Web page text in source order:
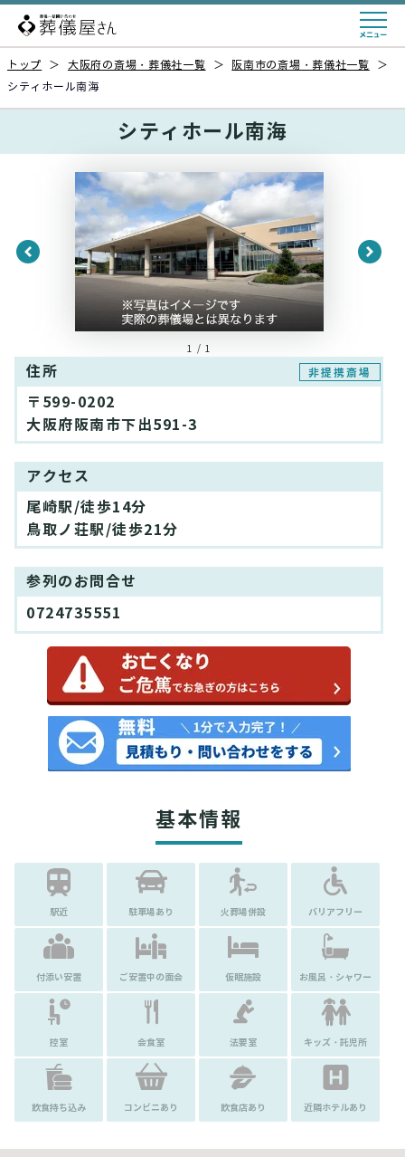
トップ ＞ 大阪府の斎場・葬儀社一覧 ＞ 阪南市の斎場・葬儀社一覧
＞
シティホール南海
シティホール南海
1 / 1
住所 非提携斎場
〒599-0202
大阪府阪南市下出591-3
アクセス
尾崎駅/徒歩14分
鳥取ノ荘駅/徒歩21分
参列のお問合せ
0724735551
基本情報
駅近 駐車場あり 火葬場併設 バリアフリー
付添い安置 ご安置中の面会 仮眠施設 お風呂・シャワー
控室 会食室 法要室 キッズ・託児所
飲食持ち込み コンビニあり 飲食店あり 近隣ホテルあり